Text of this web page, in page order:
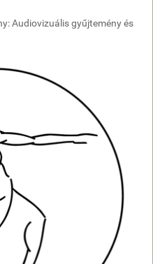
Audiovizuális gyűjtemény és